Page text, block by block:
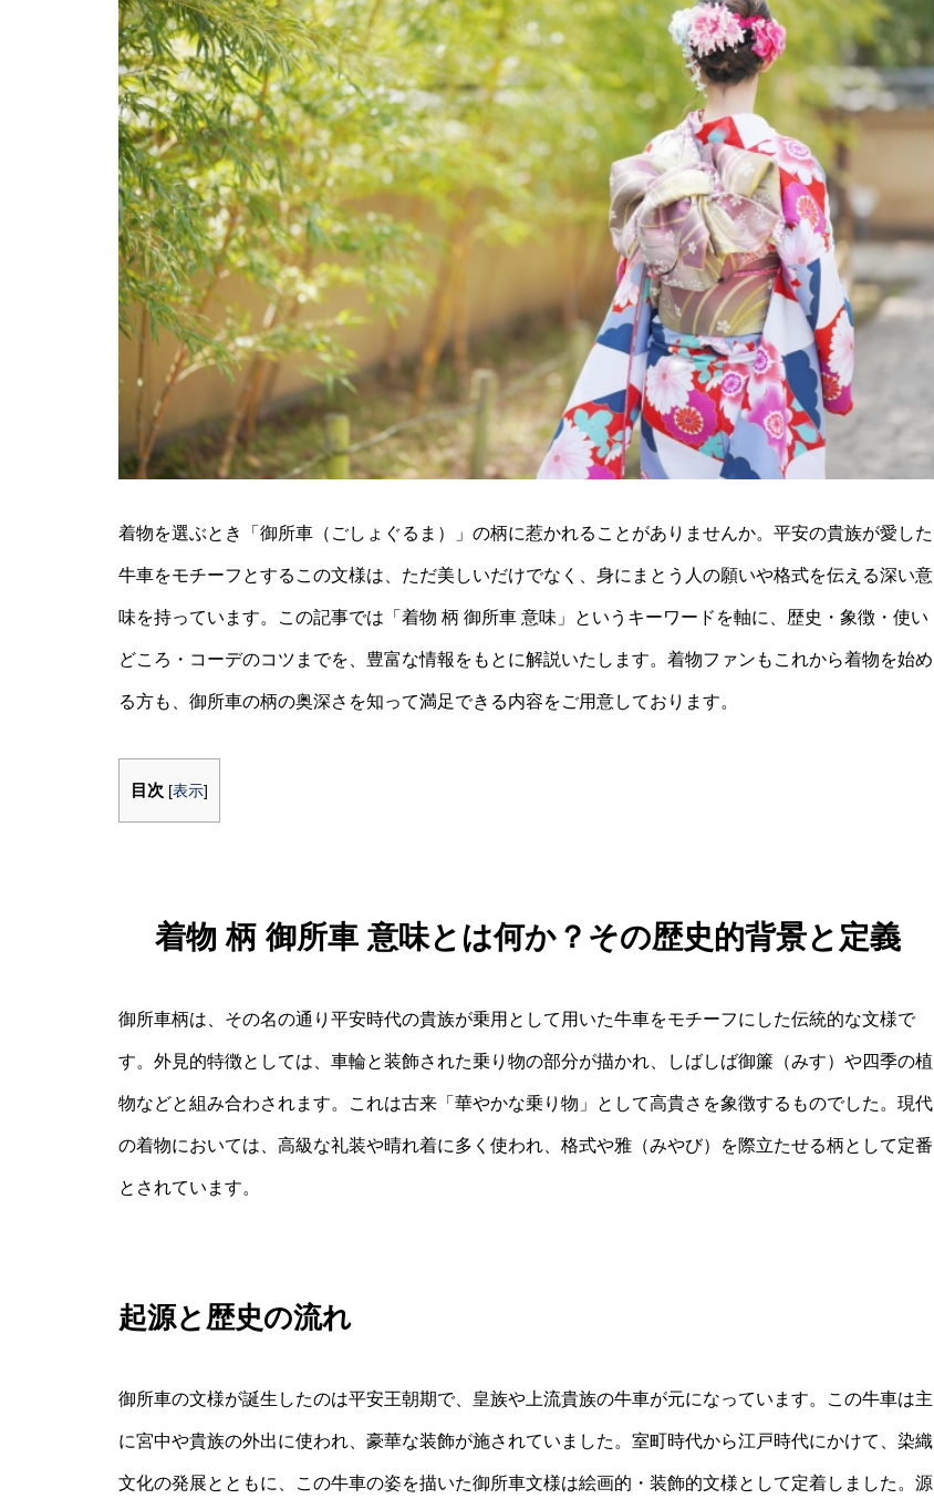
着物を選ぶとき「御所車（ごしょぐるま）」の柄に惹かれることがありませんか。平安の貴族が愛した
牛車をモチーフとするこの文様は、ただ美しいだけでなく、身にまとう人の願いや格式を伝える深い意
味を持っています。この記事では「着物 柄 御所車 意味」というキーワードを軸に、歴史・象徴・使い
どころ・コーデのコツまでを、豊富な情報をもとに解説いたします。着物ファンもこれから着物を始め
る方も、御所車の柄の奥深さを知って満足できる内容をご用意しております。
目次 [表示]
着物 柄 御所車 意味とは何か？その歴史的背景と定義
御所車柄は、その名の通り平安時代の貴族が乗用として用いた牛車をモチーフにした伝統的な文様で
す。外見的特徴としては、車輪と装飾された乗り物の部分が描かれ、しばしば御簾（みす）や四季の植
物などと組み合わされます。これは古来「華やかな乗り物」として高貴さを象徴するものでした。現代
の着物においては、高級な礼装や晴れ着に多く使われ、格式や雅（みやび）を際立たせる柄として定番
とされています。
起源と歴史の流れ
御所車の文様が誕生したのは平安王朝期で、皇族や上流貴族の牛車が元になっています。この牛車は主
に宮中や貴族の外出に使われ、豪華な装飾が施されていました。室町時代から江戸時代にかけて、染織
文化の発展とともに、この牛車の姿を描いた御所車文様は絵画的・装飾的文様として定着しました。源